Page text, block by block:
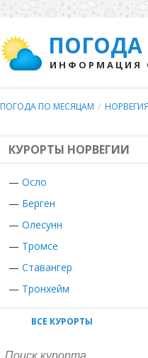
ПОГОДА
ИНФОРМАЦИЯ
ПОГОДА ПО МЕСЯЦАМ / НОРВЕГИЯ
КУРОРТЫ НОРВЕГИИ
— Осло
— Берген
— Олесунн
— Тромсе
— Ставангер
— Тронхейм
ВСЕ КУРОРТЫ